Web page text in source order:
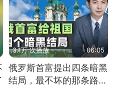
3.1万 次播放 06:05
俄罗斯首富提出四条暗黑
结局，最不坏的那条路是